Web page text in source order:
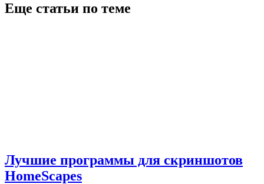
Еще статьи по теме
Лучшие программы для скриншотов
HomeScapes